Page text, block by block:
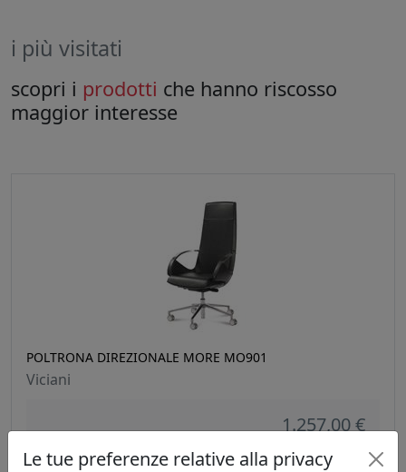
i più visitati
scopri i prodotti che hanno riscosso
maggior interesse
POLTRONA DIREZIONALE MORE MO901
Viciani
1.257,00 €
Le tue preferenze relative alla privacy